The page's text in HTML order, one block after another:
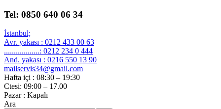
Tel: 0850 640 06 34
İstanbul;
Avr. yakası : 0212 433 00 63
..................: 0212 234 0 444
And. yakası : 0216 550 13 90
mailservis34@gmail.com
Hafta içi : 08:30 – 19:30
Ctesi: 09:00 – 17.00
Pazar : Kapalı
Ara